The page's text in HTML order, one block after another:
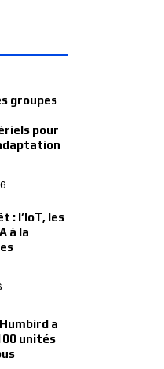
groupes
pour
: l’IoT, les
à la
a
unités